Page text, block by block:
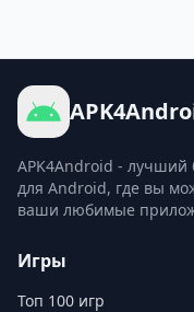
APK4Android -
для Android, где вы
ваши любимые
Игры
Топ 100 игр